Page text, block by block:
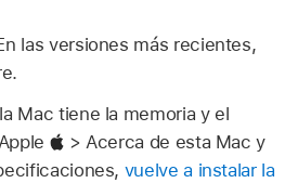
las versiones más recientes,
Mac tiene la memoria y el
> Acerca de esta Mac y
vuelve a instalar la